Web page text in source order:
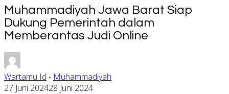
Muhammadiyah Jawa Barat Siap
Dukung Pemerintah dalam
Memberantas Judi Online
Wartamu Id - Muhammadiyah
27 Juni 202428 Juni 2024